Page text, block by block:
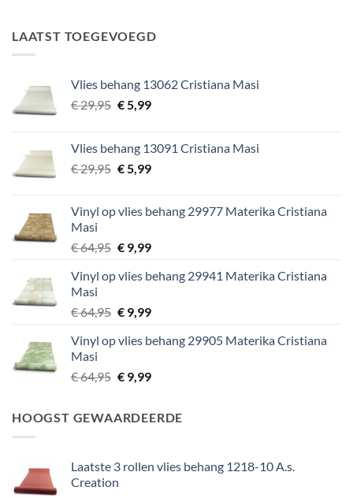
€ 34,95.€ 5,99.
LAATST TOEGEVOEGD
Vlies behang 13062 Cristiana Masi
€29,95 Oorspronkelijke
€ 29,95.
€5,99Huidige
€ 5,99.
Vlies behang 13091 Cristiana Masi
€29,95 Oorspronkelijke
€ 29,95.
€5,99Huidige
€ 5,99.
Vinyl op vlies behang 29977 Materika Cristiana
Masi
€64,95 Oorspronkelijke
was:
€9,99Huidige
is:
Vinyl op vlies behang 29941 Materika Cristiana
Masi
€64,95 Oorspronkelijke
was:
€9,99Huidige
is:
Vinyl op vlies behang 29905 Materika Cristiana
Masi
€64,95 Oorspronkelijke
€ 64,95.
€9,99Huidige
€ 9,99.
HOOGST GEWAARDEERDE
Laatste 3 rollen vlies behang 1218-10 A.s.
Creation